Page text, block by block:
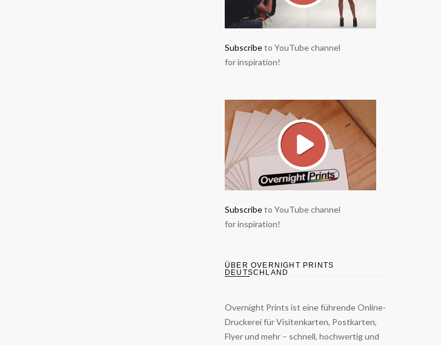
Subscribeto YouTube channel
for inspiration!
Subscribeto YouTube channel
for inspiration!
ÜBER OVERNIGHT PRINTS
DEUTSCHLAND
Overnight Prints ist eine führende Online-
Druckerei für Visitenkarten, Postkarten,
Flyer und mehr – schnell, hochwertig und